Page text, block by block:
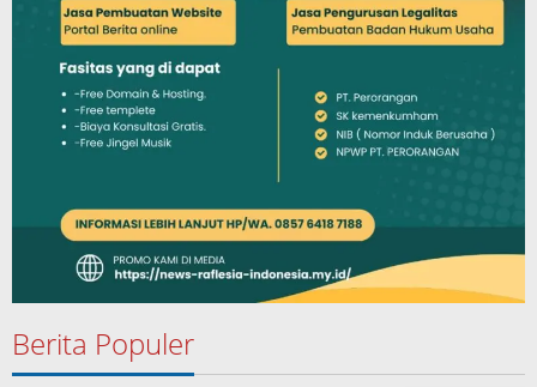
Berita Populer